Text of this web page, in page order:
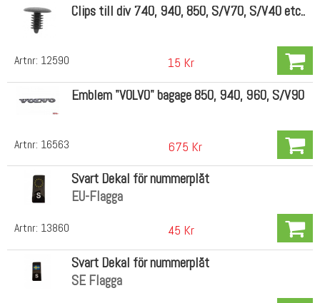
Artnr: 12590
Clips till div 740, 940, 850, S/V70, S/V40 etc..
15 Kr
Artnr: 16563
Emblem "VOLVO" bagage 850, 940, 960, S/V90
675 Kr
Artnr: 13860
Svart Dekal för nummerplåt
EU-Flagga
45 Kr
Svart Dekal för nummerplåt
SE Flagga